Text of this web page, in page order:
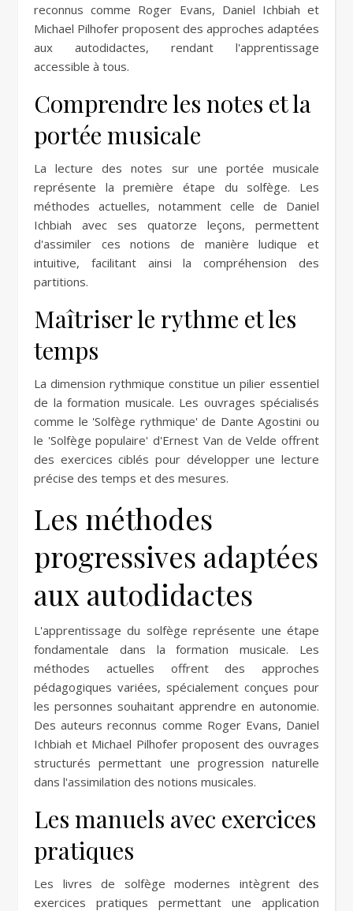
reconnus comme Roger Evans, Daniel Ichbiah et
Michael Pilhofer proposent des approches adaptées
aux autodidactes, rendant l'apprentissage
accessible à tous.
Comprendre les notes et la
portée musicale
La lecture des notes sur une portée musicale
représente la première étape du solfège. Les
méthodes actuelles, notamment celle de Daniel
Ichbiah avec ses quatorze leçons, permettent
d'assimiler ces notions de manière ludique et
intuitive, facilitant ainsi la compréhension des
partitions.
Maîtriser le rythme et les
temps
La dimension rythmique constitue un pilier essentiel
de la formation musicale. Les ouvrages spécialisés
comme le 'Solfège rythmique' de Dante Agostini ou
le 'Solfège populaire' d'Ernest Van de Velde offrent
des exercices ciblés pour développer une lecture
précise des temps et des mesures.
Les méthodes
progressives adaptées
aux autodidactes
L'apprentissage du solfège représente une étape
fondamentale dans la formation musicale. Les
méthodes actuelles offrent des approches
pédagogiques variées, spécialement conçues pour
les personnes souhaitant apprendre en autonomie.
Des auteurs reconnus comme Roger Evans, Daniel
Ichbiah et Michael Pilhofer proposent des ouvrages
structurés permettant une progression naturelle
dans l'assimilation des notions musicales.
Les manuels avec exercices
pratiques
Les livres de solfège modernes intègrent des
exercices pratiques permettant une application